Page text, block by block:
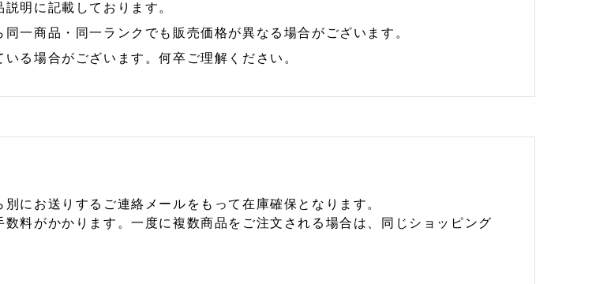
明に記載しております。
一商品・同一ランクでも販売価格が異なる場合がございます。
る場合がございます。何卒ご理解ください。
にお送りするご連絡メールをもって在庫確保となります。
料がかかります。一度に複数商品をご注文される場合は、同じショッピング